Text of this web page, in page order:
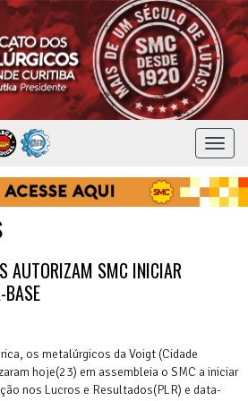
MENU
AUTORIZAM SMC INICIAR
BASE
os metalúrgicos da Voigt (Cidade
hoje(23) em assembleia o SMC a iniciar
nos Lucros e Resultados(PLR) e data-